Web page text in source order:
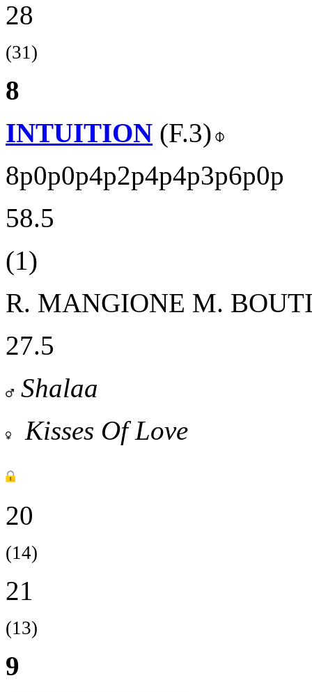
28
(31)
8
INTUITION (F.3)
8p0p0p4p2p4p4p3p6p0p
58.5
(1)
R. MANGIONE M.
27.5
Shalaa
Kisses Of Love
20
(14)
21
(13)
9